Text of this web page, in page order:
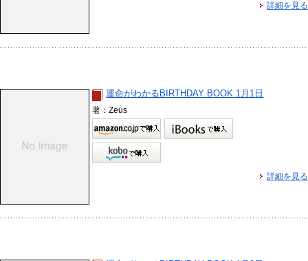
詳細を見る
運命がわかるBIRTHDAY BOOK 1月1日
著：Zeus
詳細を見る